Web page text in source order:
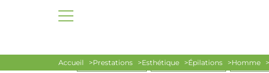
Accueil Prestations Esthétique Épilations Homme
OFFRE DU MOMENT ACCÈS SPA PRIVATISÉ MASSAGES